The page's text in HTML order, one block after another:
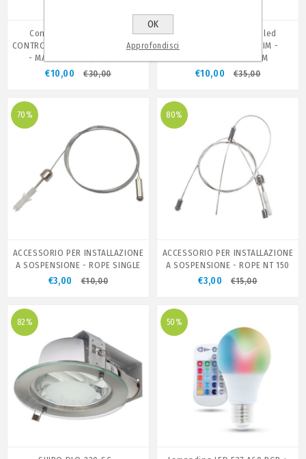
Controller per nastri led
CONTROLLER CCT DIM - 12DC/24V
- MAX 30M - CW/NW/WW
€10,00 €30,00
Controller per nastri led
CONTROLLER RGBW DIM -
12DC/24V - MAX 30M
€10,00 €35,00
70%
ACCESSORIO PER INSTALLAZIONE
A SOSPENSIONE - ROPE SINGLE
€3,00 €10,00
80%
ACCESSORIO PER INSTALLAZIONE
A SOSPENSIONE - ROPE NT 150
€3,00 €15,00
82% 50%
OK
Approfondisci